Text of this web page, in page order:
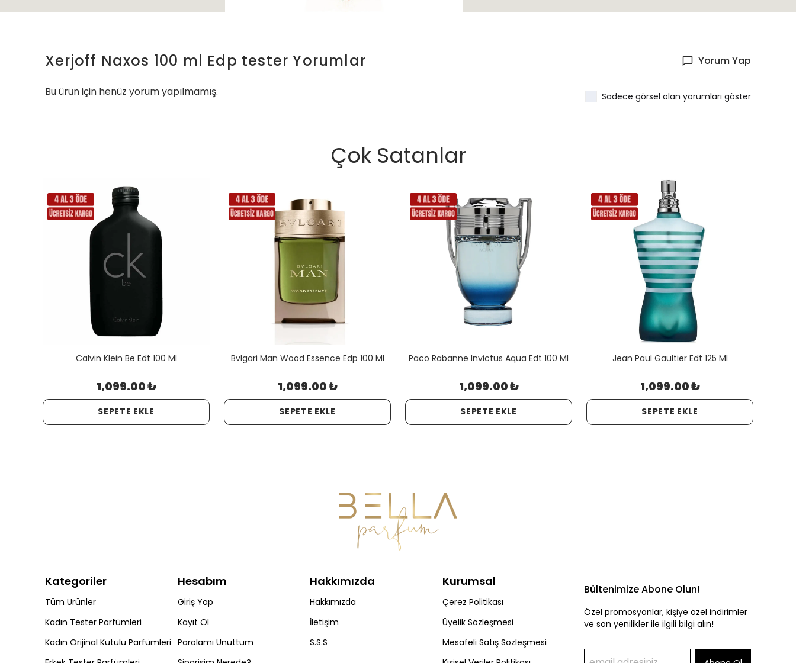
Xerjoff Naxos 100 ml Edp tester Yorumlar Yorum Yap
Bu ürün için henüz yorum yapılmamış. Sadece görsel olan yorumları göster
Çok Satanlar
Calvin Klein Be Edt 100 Ml
1,099.00 ₺
SEPETE EKLE
Bvlgari Man Wood Essence Edp 100 Ml
1,099.00 ₺
SEPETE EKLE
Paco Rabanne Invictus Aqua Edt 100 Ml
1,099.00 ₺
SEPETE EKLE
Jean Paul Gaultier Edt 125 Ml
1,099.00 ₺
SEPETE EKLE
Kategoriler
Tüm Ürünler
Kadın Tester Parfümleri
Kadın Orijinal Kutulu Parfümleri
Hesabım
Giriş Yap
Kayıt Ol
Parolamı Unuttum
Hakkımızda
Hakkımızda
İletişim
S.S.S
Kurumsal
Çerez Politikası
Üyelik Sözleşmesi
Mesafeli Satış Sözleşmesi
Bültenimize Abone Olun!
Özel promosyonlar, kişiye özel indirimler
ve son yenilikler ile ilgili bilgi alın!